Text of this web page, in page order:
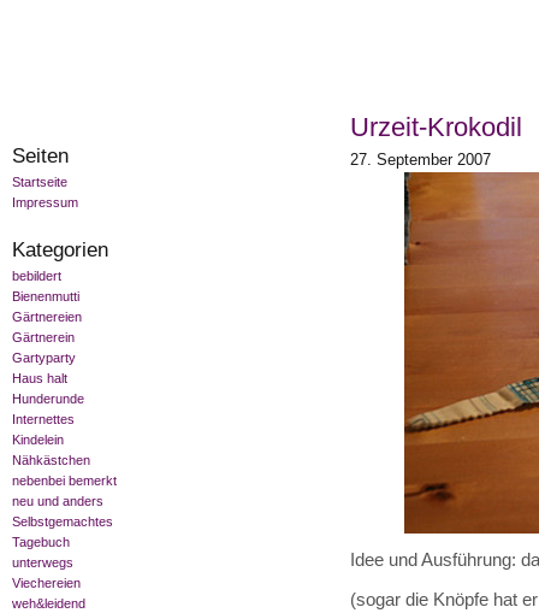
Seiten
Startseite
Impressum
Kategorien
bebildert
Bienenmutti
Gärtnereien
Gärtnerein
Gartyparty
Haus halt
Hunderunde
Internettes
Kindelein
Nähkästchen
nebenbei bemerkt
neu und anders
Selbstgemachtes
Tagebuch
unterwegs
Viechereien
weh&leidend
Urzeit-Krokodil
27. September 2007
Idee und Ausführung:
(sogar die Knöpfe hat